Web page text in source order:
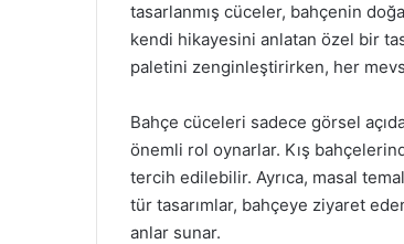
tasarlanmış cüceler, bahçenin
kendi hikayesini anlatan özel bir
paletini zenginleştirirken, her
Bahçe cüceleri sadece görsel
önemli rol oynarlar. Kış
tercih edilebilir. Ayrıca, masal
tür tasarımlar, bahçeye ziyaret
anlar sunar.